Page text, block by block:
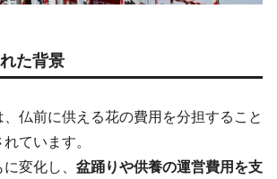
た背景
、仏前に供える花の費用を分担すること
ています。
変化し、 盆踊りや供養の運営費用を支